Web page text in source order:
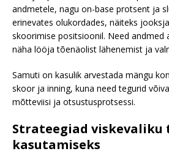
andmetele, nagu on-base protsent ja
erinevates olukordades, näiteks
skoorimise positsioonil. Need andmed
näha lööja tõenäolist lähenemist ja
Samuti on kasulik arvestada mängu
skoor ja inning, kuna need tegurid
mõtteviisi ja otsustusprotsessi.
Strateegiad viskevaliku
kasutamiseks